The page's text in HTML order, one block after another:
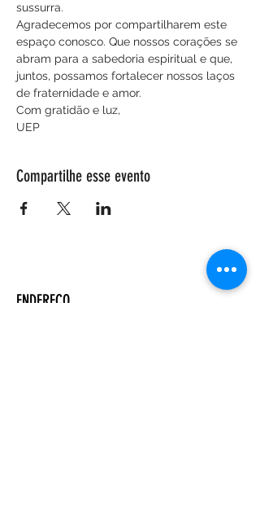
sussurra.
Agradecemos por compartilharem este
espaço conosco. Que nossos corações se
abram para a sabedoria espiritual e que,
juntos, possamos fortalecer nossos laços
de fraternidade e amor.
Com gratidão e luz,
UEP
Compartilhe esse evento
ENDEREÇO